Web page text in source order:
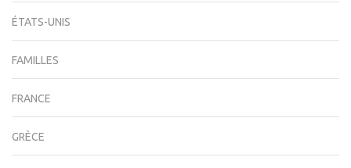
ÉTATS-UNIS
FAMILLES
FRANCE
GRÈCE